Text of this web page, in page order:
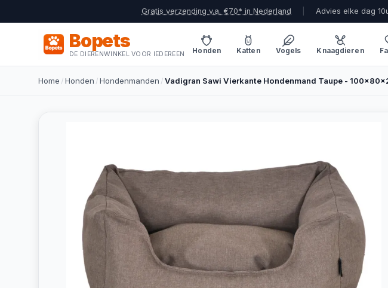
Gratis verzending v.a. €70* in Nederland Advies elke dag
Bopets
DE DIERENWINKEL VOOR IEDEREEN Honden Katten Vogels Knaagdieren
Home /Honden /Hondenmanden /Vadigran Sawi Vierkante Hondenmand Taupe -